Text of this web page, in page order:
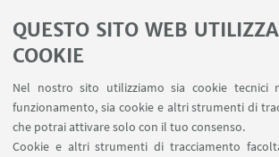
QUESTO SITO WEB
COOKIE
Nel nostro sito utilizziamo sia cookie tecnici
funzionamento, sia cookie e altri strumenti di
che potrai attivare solo con il tuo consenso.
Cookie e altri strumenti di tracciamento
THE World University Rankings by
LINK UTILI